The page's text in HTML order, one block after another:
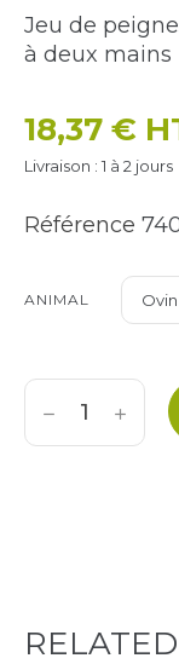
Jeu de
à deux mains
18,37 €
Livraison : 1 à 2 jours
Référence
ANIMAL